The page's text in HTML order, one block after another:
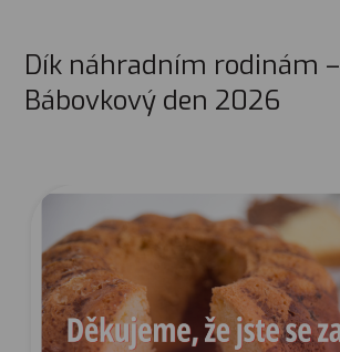
Dík náhradním rodinám –
Bábovkový den 2026